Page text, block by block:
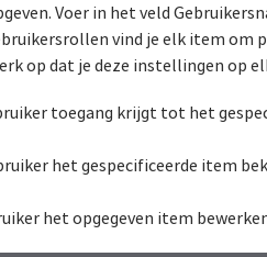
Voer in het veld
vind je elk item om
op dat je deze instellingen op
toegang krijgt tot het
het gespecificeerde item
het opgegeven item